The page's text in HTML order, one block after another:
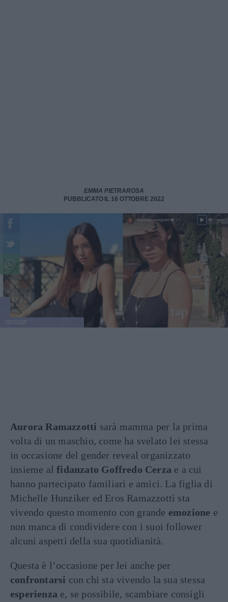
EMMA PIETRAROSA
PUBBLICATO IL 16 OTTOBRE 2022
Aurora Ramazzotti sarà mamma per la prima
volta di un maschio, come ha svelato lei stessa
in occasione del gender reveal organizzato
insieme alfidanzato Goffredo Cerza e a cui
hanno partecipato familiari e amici. La figlia di
Michelle Hunziker ed Eros Ramazzotti sta
vivendo questo momento con grande emozione e
non manca di condividere con i suoi follower
alcuni aspetti della sua quotidianità.
Questa è l’occasione per lei anche per
confrontarsi con chi sta vivendo la sua stessa
esperienza e, se possibile, scambiare consigli